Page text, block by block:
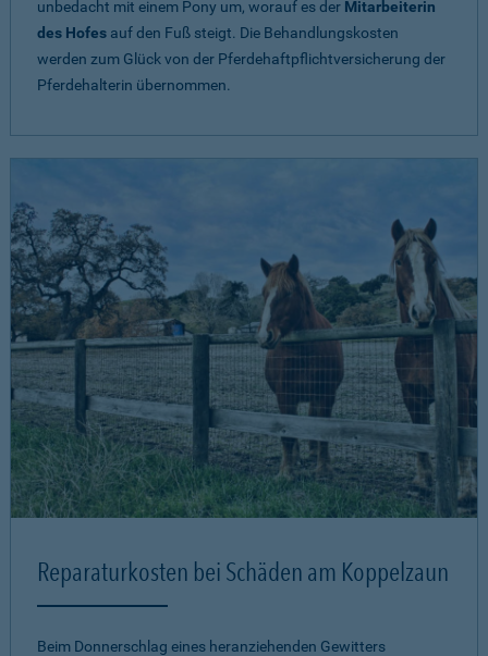
unbedacht mit einem Pony um, worauf es der Mitarbeiterin
des Hofes auf den Fuß steigt. Die Behandlungskosten
werden zum Glück von der Pferdehaftpflichtversicherung der
Pferdehalterin übernommen.
Reparaturkosten bei Schäden am Koppelzaun
Beim Donnerschlag eines heranziehenden Gewitters